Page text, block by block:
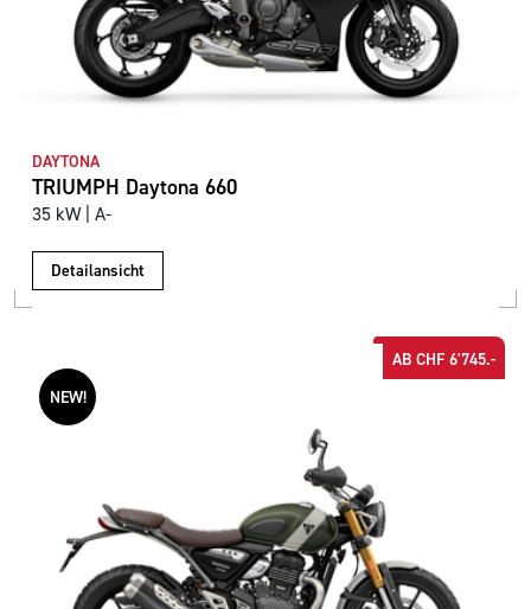
DAYTONA
TRIUMPH Daytona 660
35 kW | A-
Detailansicht
NEW!
AB CHF 6'745.-